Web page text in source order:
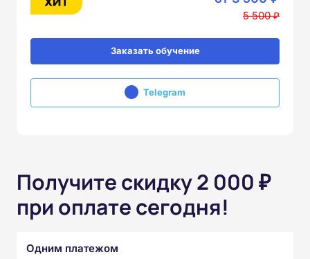
5 500 ₽
Заказать обучение
Telegram
Получите скидку 2 000 ₽
при оплате сегодня!
Одним платежом